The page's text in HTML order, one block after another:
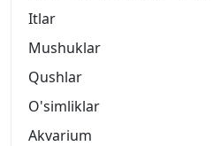
Itlar
Mushuklar
Qushlar
O'simliklar
Akvarium